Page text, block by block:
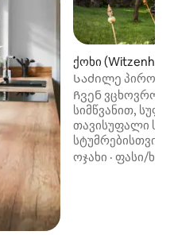
ქოხი
Საძილე
საცხობში,
Ჩვენ
სიმწვანით,
თავისუფალი
ტერიტორიაზე
ოჯახი ·ფასი/